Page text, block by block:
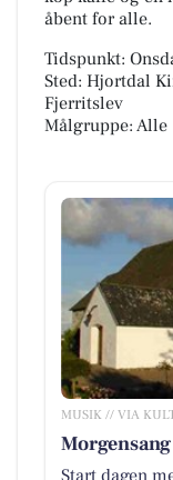
åbent for alle.
Tidspunkt:
Sted: Hjortdal
Fjerritslev
Målgruppe: Alle
MUSIK // VIA
Start dagen